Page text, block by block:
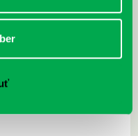
sprievodca